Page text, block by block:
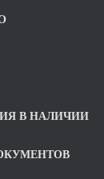
В НАЛИЧИИ